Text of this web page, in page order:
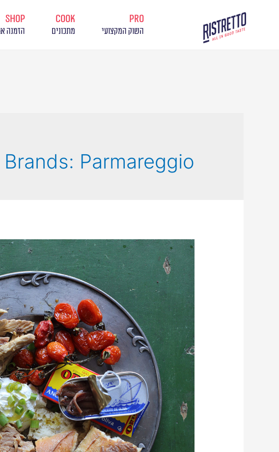
pro
השוק המקצועי
cook
מתכונים
shop
הזמנה
Parmareggio